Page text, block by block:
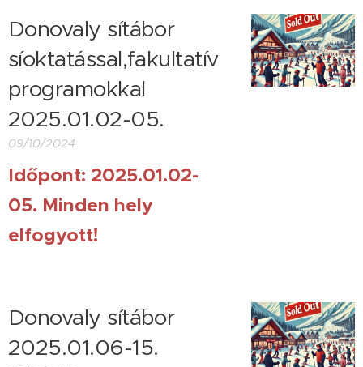
Donovaly sítábor
síoktatással,fakultatív
programokkal
2025.01.02-05.
09/10/2024
Időpont: 2025.01.02-
05. Minden hely
elfogyott!
Donovaly sítábor
2025.01.06-15.